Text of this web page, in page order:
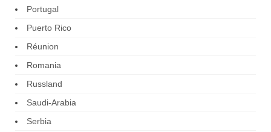
Portugal
Puerto Rico
Réunion
Romania
Russland
Saudi-Arabia
Serbia